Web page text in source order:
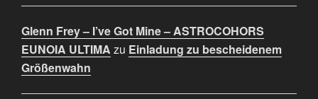
Glenn Frey – I’ve Got Mine – ASTROCOHORS
EUNOIA ULTIMA zu Einladung zu bescheidenem
Größenwahn